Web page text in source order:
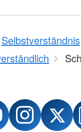
Selbstverständnis